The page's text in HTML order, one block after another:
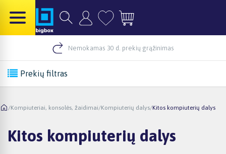
Nemokamas 30 d. prekių grąžinimas
Prekių filtras
/Kompiuteriai, konsolės, žaidimai/Kompiuterių dalys/Kitos kompiuterių dalys
Kitos kompiuterių dalys